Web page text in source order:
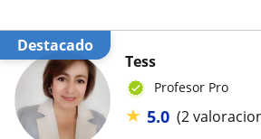
Destacado
Tess
Profesor Pro
★ 5.0 (2